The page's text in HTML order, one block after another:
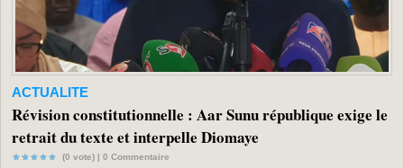
ACTUALITE
Révision constitutionnelle : Aar Sunu république exige le
retrait du texte et interpelle Diomaye
(0 vote) | 0 Commentaire